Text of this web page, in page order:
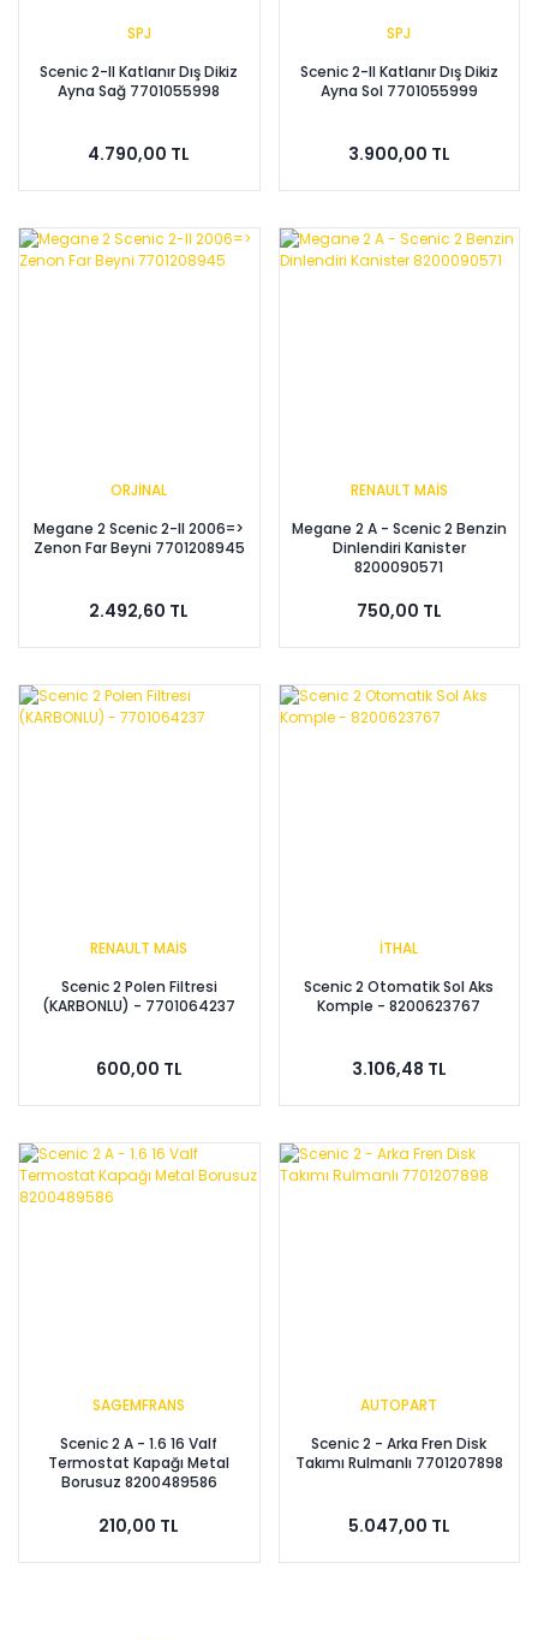
SPJ
Scenic 2-II Katlanır Dış Dikiz
Ayna Sağ 7701055998
4.790,00 TL
SPJ
Scenic 2-II Katlanır Dış Dikiz
Ayna Sol 7701055999
3.900,00 TL
ORJİNAL
Megane 2 Scenic 2-II 2006=>
Zenon Far Beyni 7701208945
2.492,60 TL
RENAULT MAİS
Megane 2 A - Scenic 2 Benzin
Dinlendiri Kanister
8200090571
750,00 TL
RENAULT MAİS
Scenic 2 Polen Filtresi
(KARBONLU) - 7701064237
600,00 TL
İTHAL
Scenic 2 Otomatik Sol Aks
Komple - 8200623767
3.106,48 TL
SAGEMFRANS
Scenic 2 A - 1.6 16 Valf
Termostat Kapağı Metal
Borusuz 8200489586
210,00 TL
AUTOPART
Scenic 2 - Arka Fren Disk
Takımı Rulmanlı 7701207898
5.047,00 TL